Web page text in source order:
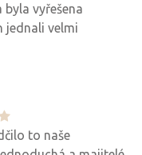
vyřešena
jednali velmi
to naše